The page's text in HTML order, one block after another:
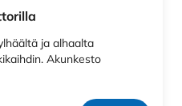
ja alhaalta
Akunkesto